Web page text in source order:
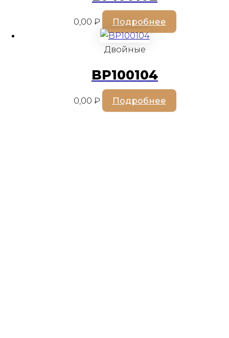
0,00 ₽ Подробнее
Двойные
BP100104
0,00 ₽ Подробнее